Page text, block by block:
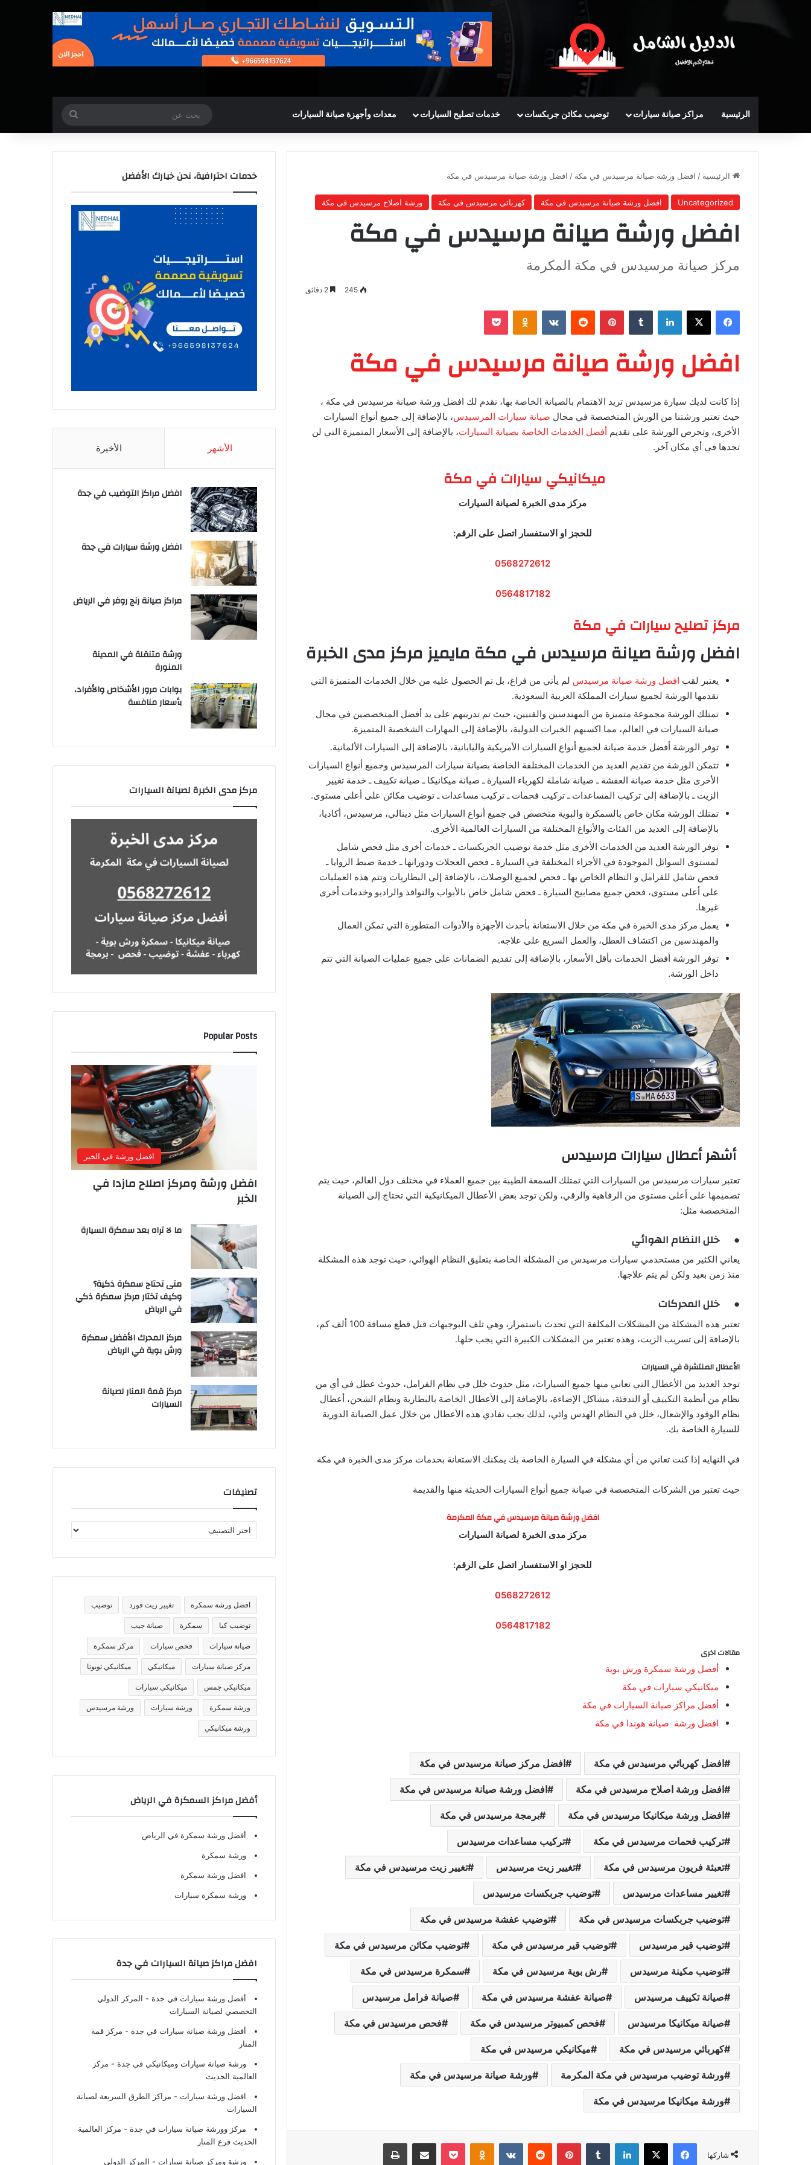
الرئيسية مراكز صيانة سيارات توضيب مكائن جربكسات خدمات تصليح السيارات معدات وأجهزة صيانة السيارات
عن
الرئيسية / افضل ورشة صيانة مرسيدس في مكة / افضل ورشة صيانة مرسيدس في مكة
Uncategorized افضل ورشة صيانة مرسيدس في مكة كهربائي مرسيدس في مكة ورشة اصلاح مرسيدس في مكة
افضل ورشة صيانة مرسيدس في مكة
مركز صيانة مرسيدس في مكة المكرمة
245
فيسبوك لينكدإن بينتيريست
افضل ورشة صيانة مرسيدس في مكة
إذا كانت لديك سيارة مرسيدس تريد الاهتمام بالصيانة الخاصة بها، نقدم لك افضل ورشة صيانة مرسيدس في مكة ،
حيث تعتبر ورشتنا من الورش المتخصصة في مجال صيانة سيارات المرسيدس، بالإضافة إلى جميع أنواع السيارات
الأخرى، وتحرص الورشة على تقديم أفضل الخدمات الخاصة بصيانة السيارات، بالإضافة إلى الأسعار المتميزة التي لن
تجدها في أي مكان آخر.
ميكانيكي سيارات في مكة
مركز مدى الخبرة لصيانة السيارات
للحجز او الاستفسار اتصل على الرقم:
0568272612
0564817182
مركز تصليح سيارات في مكة
افضل ورشة صيانة مرسيدس في مكة مايميز مركز مدى الخبرة
يعتبر لقب افضل ورشة صيانة مرسيدس لم يأتي من فراغ، بل تم الحصول عليه من خلال الخدمات المتميزة التي
تقدمها الورشة لجميع سيارات المملكة العربية السعودية.
تمتلك الورشة مجموعة متميزة من المهندسين والفنيين، حيث تم تدريبهم على يد أفضل المتخصصين في مجال
صيانة السيارات في العالم، مما اكسبهم الخبرات الدولية، بالإضافة إلى المهارات الشخصية المتميزة.
توفر الورشة أفضل خدمة صيانة لجميع أنواع السيارات الأمريكية واليابانية، بالإضافة إلى السيارات الألمانية.
تتمكن الورشة من تقديم العديد من الخدمات المختلفة الخاصة بصيانة سيارات المرسيدس وجميع أنواع السيارات
الأخرى مثل خدمة صيانة العفشة ـ صيانة شاملة لكهرباء السيارة ـ صيانة ميكانيكا ـ صيانة تكييف ـ خدمة تغيير
الزيت ـ بالإضافة إلى تركيب المساعدات ـ تركيب فحمات ـ تركيب مساعدات ـ توضيب مكائن على أعلى مستوى.
تمتلك الورشة مكان خاص بالسمكرة والبوية متخصص في جميع أنواع السيارات مثل دينالي، مرسيدس، أكاديا،
بالإضافة إلى العديد من الفئات والأنواع المختلفة من السيارات العالمية الأخرى.
توفر الورشة العديد من الخدمات الأخرى مثل خدمة توضيب الجربكسات ـ خدمات أخرى مثل فحص شامل
لمستوى السوائل الموجودة في الأجزاء المختلفة في السيارة ـ فحص العجلات ودورانها ـ خدمة ضبط الزوايا ـ
فحص شامل للفرامل و النظام الخاص بها ـ فحص لجميع الوصلات، بالإضافة إلى البطاريات وتتم هذه العمليات
على أعلى مستوى، فحص جميع مصابيح السيارة ـ فحص شامل خاص بالأبواب والنوافذ والراديو وخدمات أخرى
غيرها.
يعمل مركز مدى الخبرة في مكة من خلال الاستعانة بأحدث الأجهزة والأدوات المتطورة التي تمكن العمال
والمهندسين من اكتشاف العطل، والعمل السريع على علاجه.
توفر الورشة أفضل الخدمات بأقل الأسعار، بالإضافة إلى تقديم الضمانات على جميع عمليات الصيانة التي تتم
داخل الورشة.
أشهر أعطال سيارات مرسيدس
تعتبر سيارات مرسيدس من السيارات التي تمتلك السمعة الطيبة بين جميع العملاء في مختلف دول العالم، حيث يتم
تصميمها على أعلى مستوى من الرفاهية والرقي، ولكن توجد بعض الأعطال الميكانيكية التي تحتاج إلى الصيانة
المتخصصة مثل:
● خلل النظام الهوائي
يعاني الكثير من مستخدمي سيارات مرسيدس من المشكلة الخاصة بتعليق النظام الهوائي، حيث توجد هذه المشكلة
منذ زمن بعيد ولكن لم يتم علاجها.
● خلل المحركات
تعتبر هذه المشكلة من المشكلات المكلفة التي تحدث باستمرار، وهي تلف البوجيهات قبل قطع مسافة 100 ألف كم،
بالإضافة إلى تسريب الزيت، وهذه تعتبر من المشكلات الكبيرة التي يجب حلها.
الأعطال المنتشرة في السيارات
توجد العديد من الأعطال التي تعاني منها جميع السيارات، مثل حدوث خلل في نظام الفرامل، حدوث عطل في أي من
نظام من أنظمة التكييف أو التدفئة، مشاكل الإضاءة، بالإضافة إلى الأعطال الخاصة بالبطارية ونظام الشحن، أعطال
نظام الوقود والإشعال، خلل في النظام الهدس وائي، لذلك يجب تفادي هذه الأعطال من خلال عمل الصيانة الدورية
للسيارة الخاصة بك.
في النهايه إذا كنت تعاني من أي مشكلة في السيارة الخاصة بك يمكنك الاستعانة بخدمات مركز مدى الخبرة في مكة
حيث تعتبر من الشركات المتخصصة في صيانة جميع أنواع السيارات الحديثة منها والقديمة
افضل ورشة صيانة مرسيدس في مكة المكرمة
مركز مدى الخبرة لصيانة السيارات
للحجز او الاستفسار اتصل على الرقم:
0568272612
0564817182
مقالات اخرى
أفضل ورشة سمكرة ورش بوية
ميكانيكي سيارات في مكة
أفضل مراكز صيانة السيارات في مكة
افضل ورشة صيانة هوندا في مكة
افضل كهربائي مرسيدس في مكة افضل مركز صيانة مرسيدس في مكة
افضل ورشة اصلاح مرسيدس في مكة افضل ورشة صيانة مرسيدس في مكة
افضل ورشة ميكانيكا مرسيدس في مكة برمجة مرسيدس في مكة
تركيب فحمات مرسيدس في مكة تركيب مساعدات مرسيدس
تعبئة فريون مرسيدس في مكة تغيير زيت مرسيدس تغيير زيت مرسيدس في مكة
تغيير مساعدات مرسيدس توضيب جربكسات مرسيدس
توضيب جربكسات مرسيدس في مكة توضيب عفشة مرسيدس في مكة
توضيب قير مرسيدس توضيب قير مرسيدس في مكة توضيب مكائن مرسيدس في مكة
توضيب مكينة مرسيدس رش بوية مرسيدس في مكة سمكرة مرسيدس في مكة
صيانة تكييف مرسيدس صيانة عفشة مرسيدس في مكة صيانة فرامل مرسيدس
صيانة ميكانيكا مرسيدس فحص كمبيوتر مرسيدس في مكة فحص مرسيدس في مكة
كهربائي مرسيدس في مكة ميكانيكي مرسيدس في مكة
ورشة توضيب مرسيدس في مكة المكرمة ورشة صيانة مرسيدس في مكة
ورشة ميكانيكا مرسيدس في مكة
شاركها
فيسبوك لينكدإن بينتيريست
خدمات احترافية، نحن خيارك الأفضل
الأشهر الأخيرة
افضل مراكز التوضيب في جدة
افضل ورشة سيارات في جدة
مراكز صيانة رنج روفر في الرياض
ورشة متنقلة في المدينة
المنورة
بوابات مرور الأشخاص والأفراد،
بأسعار منافسة
مركز مدى الخبرة لصيانة السيارات
Popular Posts
افضل ورشة في الخبر
افضل ورشة ومركز اصلاح مازدا في
الخبر
ما لا تراه بعد سمكرة السيارة
متى تحتاج سمكرة ذكية؟
وكيف تختار مركز سمكرة ذكي
في الرياض
مركز المحرك الأفضل سمكرة
ورش بوية في الرياض
مركز قمة المنار لصيانة
السيارات
تصنيفات
ص
ف
تافضل ورشة سمكرة تغيير زيت فورد توضيب
توضيب كيا سمكرة صيانة جيب
صيانة سيارات فحص سيارات مركز سمكرة
مركز صيانة سيارات ميكانيكي ميكانيكي تويوتا
ميكانيكي جمس ميكانيكي سيارات
ورشة سمكرة ورشة سيارات ورشة مرسيدس
ورشة ميكانيكي
أفضل مراكز السمكرة في الرياض
أفضل ورشة سمكرة في الرياض
ورشة سمكرة
افضل ورشة سمكرة
ورشة سمكرة سيارات
افضل مراكز صيانة السيارات في جدة
أفضل ورشة سيارات في جدة - المركز الدولي
التخصصي لصيانة السيارات
أفضل ورشة صيانة سيارات في جدة - مركز قمة
المنار
ورشة صيانة سيارات وميكانيكي في جدة - مركز
العالمية الحديث
افضل ورشة سيارات - مراكز الطرق السريعة لصيانة
السيارات
مركز وورشة صيانة سيارات في جدة - مركز العالمية
الحديث فرع المنار
ورشة ومركز صيانة سيارات - المركز الدولي